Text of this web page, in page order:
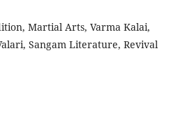
Martial Arts, Varma Kalai,
Sangam Literature, Revival